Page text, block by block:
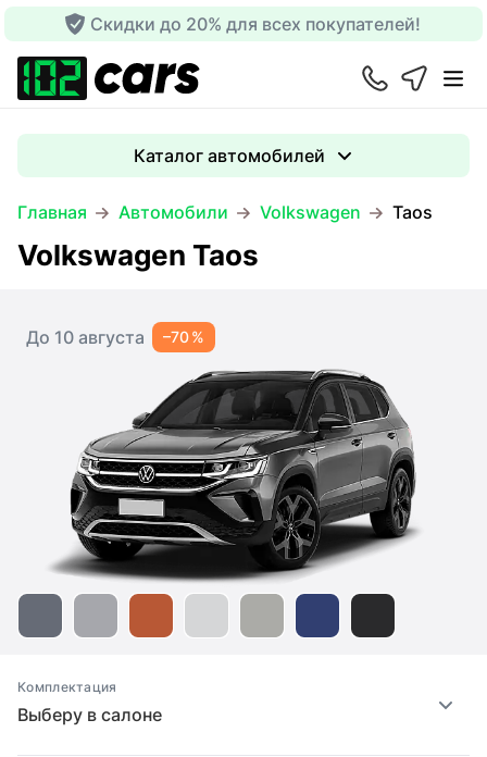
Скидки до 20% для всех покупателей!
Главная Автомобили Volkswagen Taos
Каталог автомобилей
Volkswagen Taos
До 10 августа –70 %
Выберу в салоне
Комплектация